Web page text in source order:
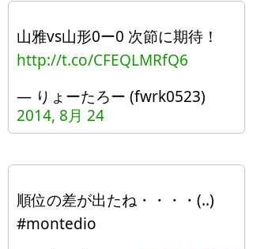
山雅vs山形0ー0 次節に期待！
http://t.co/CFEQLMRfQ6
— りょーたろー (fwrk0523)
2014, 8月 24
順位の差が出たね・・・・(..)
#montedio